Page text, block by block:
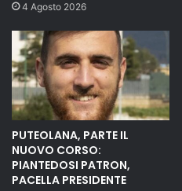
4 Agosto 2026
PUTEOLANA, PARTE IL
NUOVO CORSO:
PIANTEDOSI PATRON,
PACELLA PRESIDENTE